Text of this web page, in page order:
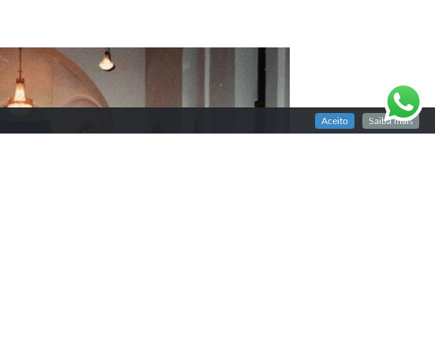
Aceito Saiba mais